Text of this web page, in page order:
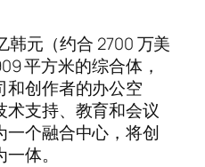
韩元（约合 2700 万美
平方米的综合体，
和创作者的办公空
支持、教育和会议
个融合中心，将创
体。